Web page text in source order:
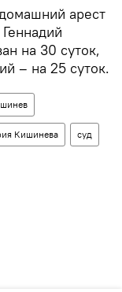
арест
на 30 суток,
– на 25 суток.
Кишинева суд